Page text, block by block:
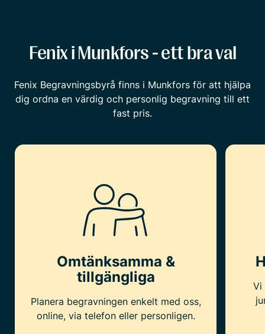
Fenix i Munkfors - ett bra val
Fenix Begravningsbyrå finns i Munkfors för att hjälpa
dig ordna en värdig och personlig begravning till ett
fast pris.
Omtänksamma &
tillgängliga
Planera begravningen enkelt med oss,
online, via telefon eller personligen.
Vi